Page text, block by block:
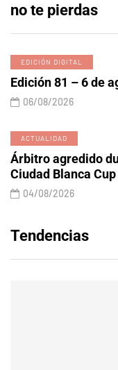
no te pierdas
EDICIÓN DIGITAL
Edición 81 – 6 de
06/08/2026
ACTUALIDAD
Árbitro agredido
Ciudad Blanca
04/08/2026
Tendencias